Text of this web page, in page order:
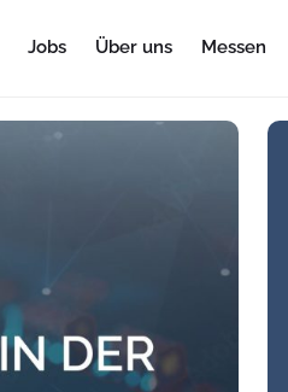
Jobs Über uns Messen